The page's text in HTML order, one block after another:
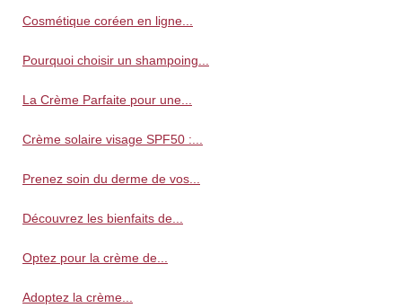
Cosmétique coréen en ligne...
Pourquoi choisir un shampoing...
La Crème Parfaite pour une...
Crème solaire visage SPF50 :...
Prenez soin du derme de vos...
Découvrez les bienfaits de...
Optez pour la crème de...
Adoptez la crème...